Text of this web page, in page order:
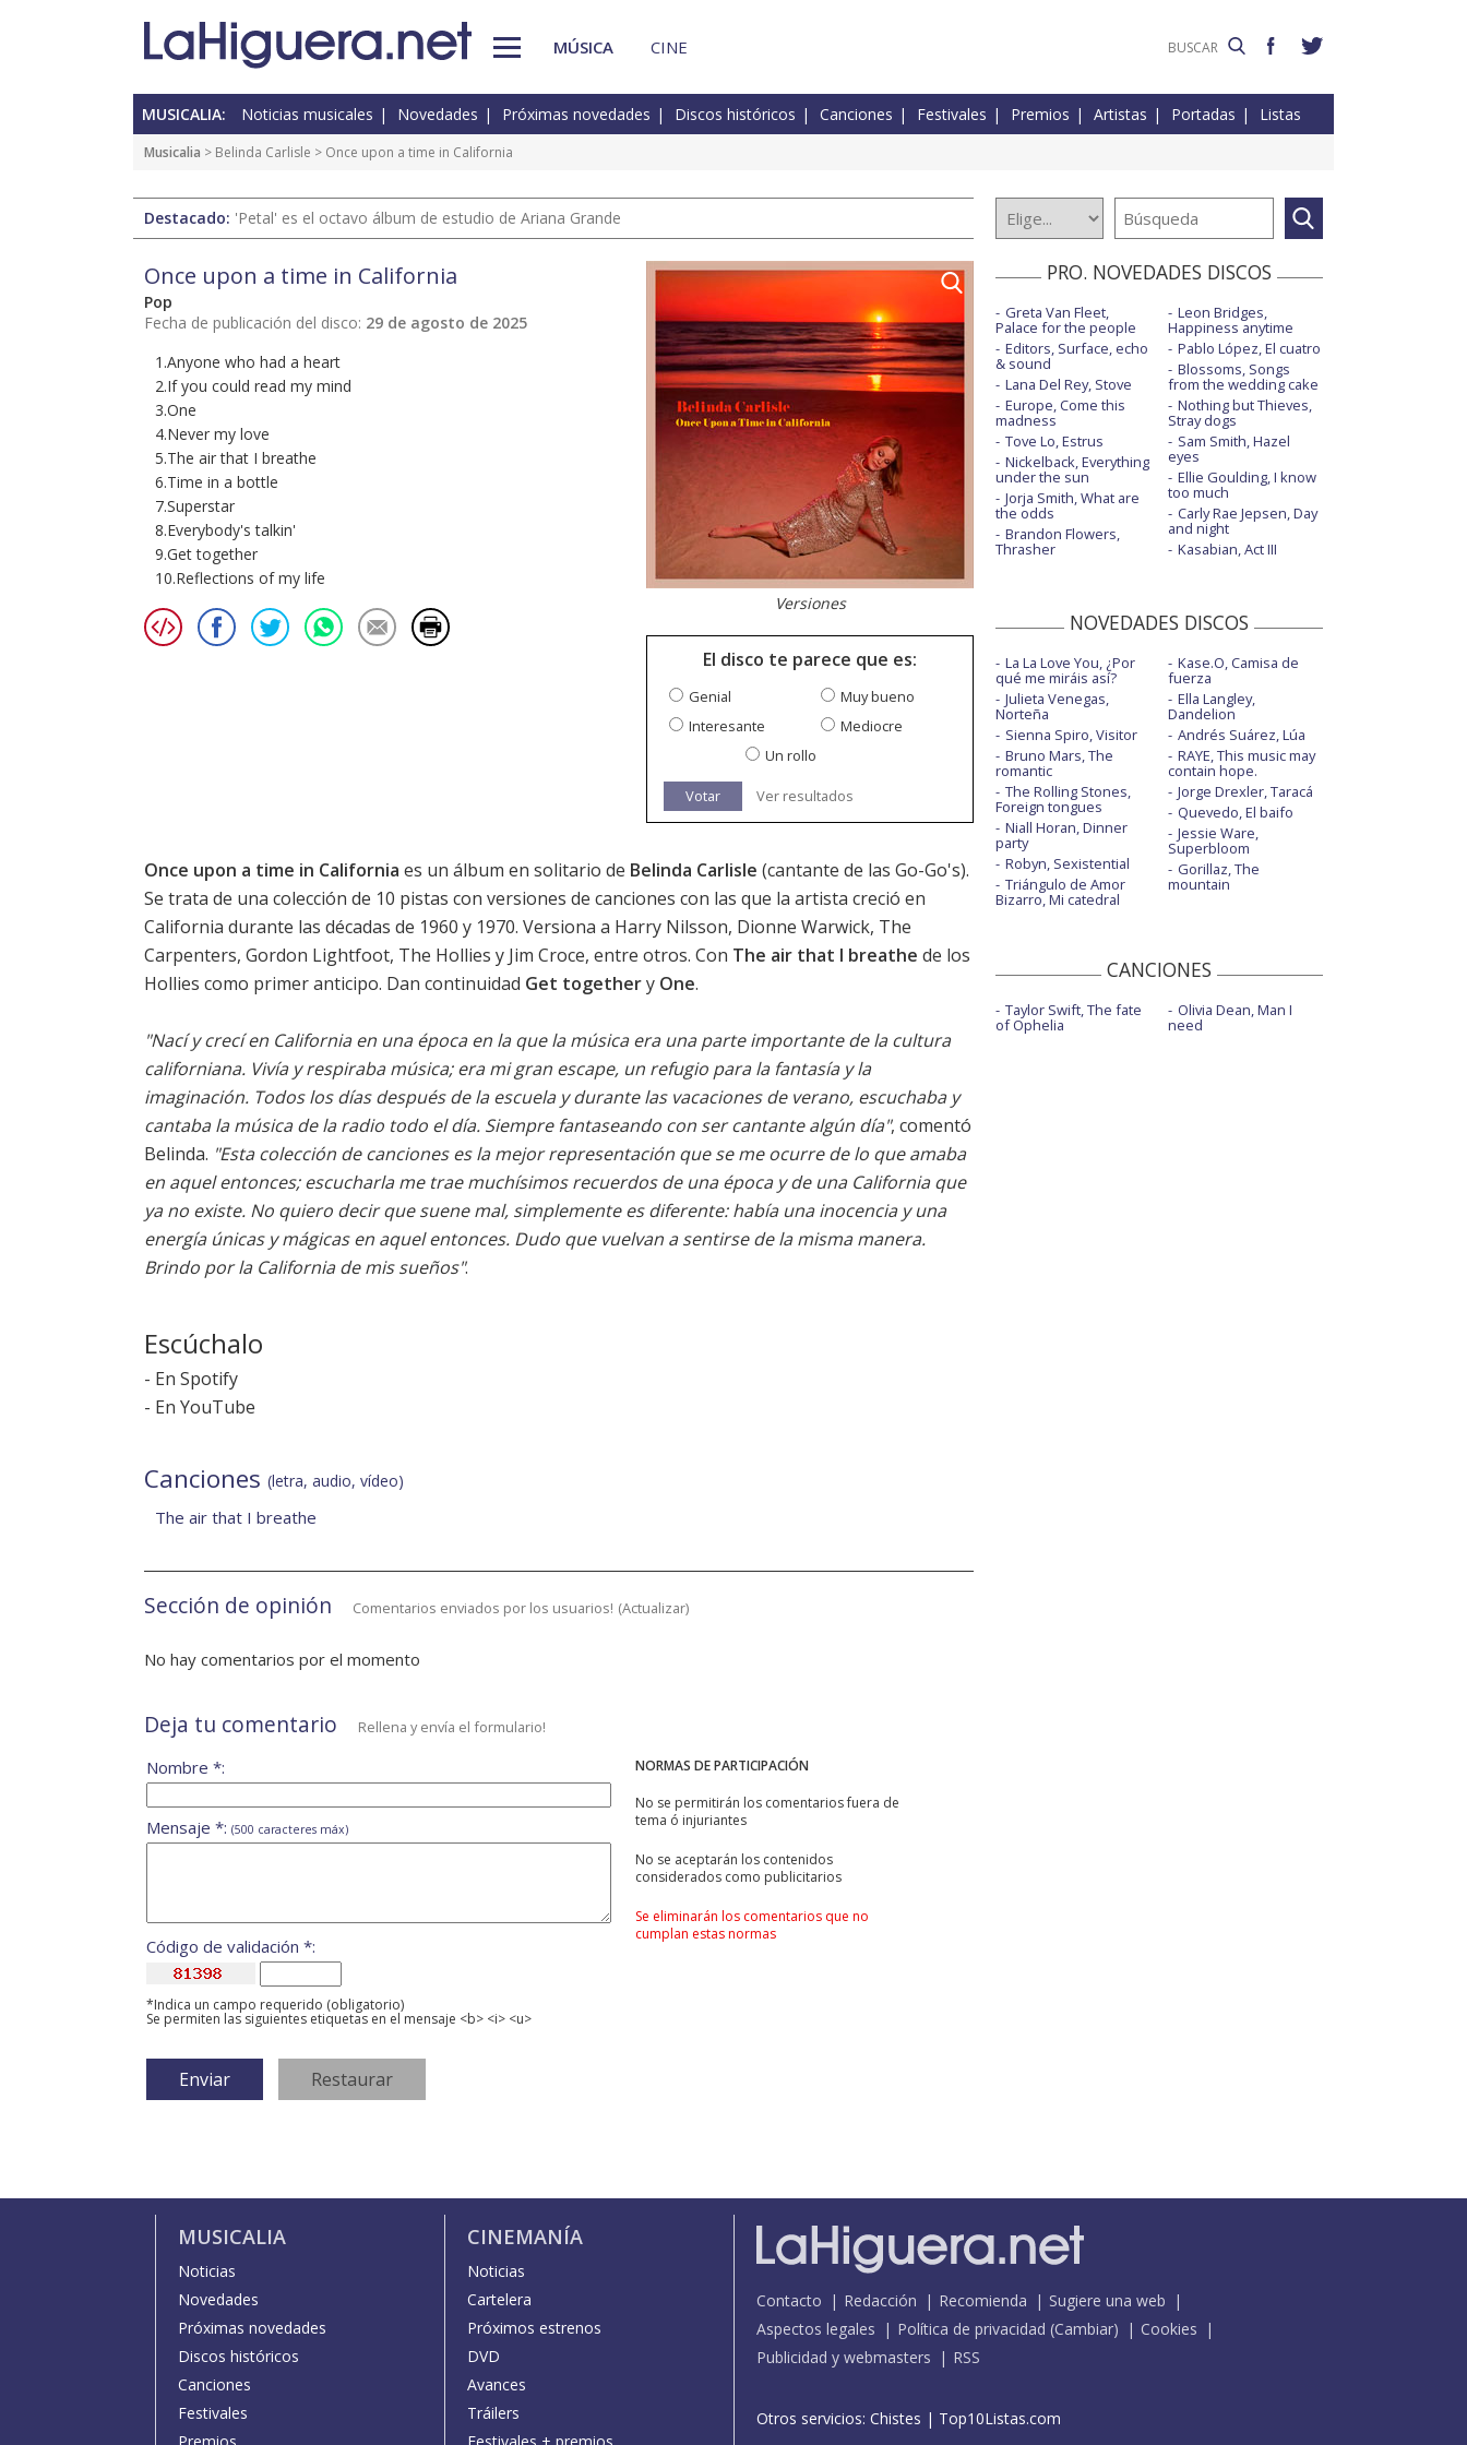
MÚSICA CINE
MUSICALIA: Noticias musicales Novedades Próximas novedades Discos históricos Canciones Festivales Premios Artistas Portadas Listas
Musicalia > Belinda Carlisle > Once upon a time in California
Destacado: 'Petal' es el octavo álbum de estudio de Ariana Grande
Once upon a time in California
Pop
Fecha de publicación del disco: 29 de agosto de 2025
1.Anyone who had a heart
2.If you could read my mind
3.One
4.Never my love
5.The air that I breathe
6.Time in a bottle
7.Superstar
8.Everybody's talkin'
9.Get together
10.Reflections of my life
Versiones
El disco te parece que es:
Genial
Muy bueno
Interesante
Mediocre
Un rollo
Votar Ver resultados
Once upon a time in California es un álbum en solitario de Belinda Carlisle (cantante de las Go-Go's).
Se trata de una colección de 10 pistas con versiones de canciones con las que la artista creció en
California durante las décadas de 1960 y 1970. Versiona a Harry Nilsson, Dionne Warwick, The
Carpenters, Gordon Lightfoot, The Hollies y Jim Croce, entre otros. Con The air that I breathe de los
Hollies como primer anticipo. Dan continuidad Get togethery One.
"Nací y crecí en California en una época en la que la música era una parte importante de la cultura
californiana. Vivía y respiraba música; era mi gran escape, un refugio para la fantasía y la
imaginación. Todos los días después de la escuela y durante las vacaciones de verano, escuchaba y
cantaba la música de la radio todo el día. Siempre fantaseando con ser cantante algún día", comentó
Belinda. "Esta colección de canciones es la mejor representación que se me ocurre de lo que amaba
en aquel entonces; escucharla me trae muchísimos recuerdos de una época y de una California que
ya no existe. No quiero decir que suene mal, simplemente es diferente: había una inocencia y una
energía únicas y mágicas en aquel entonces. Dudo que vuelvan a sentirse de la misma manera.
Brindo por la California de mis sueños".
Escúchalo
- En Spotify
- En YouTube
Canciones (letra, audio, vídeo)
The air that I breathe
Sección de opinión Comentarios enviados por los usuarios! (Actualizar)
No hay comentarios por el momento
Deja tu comentario Rellena y envía el formulario!
NORMAS DE PARTICIPACIÓN
No se permitirán los comentarios fuera de
tema ó injuriantes
No se aceptarán los contenidos
considerados como publicitarios
Se eliminarán los comentarios que no
cumplan estas normas
Nombre *:
Mensaje *: (500 caracteres máx)
Código de validación *:
*Indica un campo requerido (obligatorio)
Se permiten las siguientes etiquetas en el mensaje <b> <i> <u>
PRO. NOVEDADES DISCOS
Greta Van Fleet,
Palace for the people
Editors, Surface, echo
& sound
Lana Del Rey, Stove
Europe, Come this
madness
Tove Lo, Estrus
Nickelback, Everything
under the sun
Jorja Smith, What are
the odds
Brandon Flowers,
Thrasher
Leon Bridges,
Happiness anytime
Pablo López, El cuatro
Blossoms, Songs
from the wedding cake
Nothing but Thieves,
Stray dogs
Sam Smith, Hazel
eyes
Ellie Goulding, I know
too much
Carly Rae Jepsen, Day
and night
Kasabian, Act III
NOVEDADES DISCOS
La La Love You, ¿Por
qué me miráis así?
Julieta Venegas,
Norteña
Sienna Spiro, Visitor
Bruno Mars, The
romantic
The Rolling Stones,
Foreign tongues
Niall Horan, Dinner
party
Robyn, Sexistential
Triángulo de Amor
Bizarro, Mi catedral
Kase.O, Camisa de
fuerza
Ella Langley,
Dandelion
Andrés Suárez, Lúa
RAYE, This music may
contain hope.
Jorge Drexler, Taracá
Quevedo, El baifo
Jessie Ware,
Superbloom
Gorillaz, The
mountain
CANCIONES
Taylor Swift, The fate
of Ophelia
Olivia Dean, Man I
need
MUSICALIA
Noticias
Novedades
Próximas novedades
Discos históricos
Canciones
Festivales
CINEMANÍA
Noticias
Cartelera
Próximos estrenos
DVD
Avances
Tráilers
Contacto Redacción Recomienda
Sugiere una web
Aspectos legales
Política de privacidad (Cambiar)
Cookies
Publicidad y webmasters
RSS
Otros servicios: Chistes | Top10Listas.com